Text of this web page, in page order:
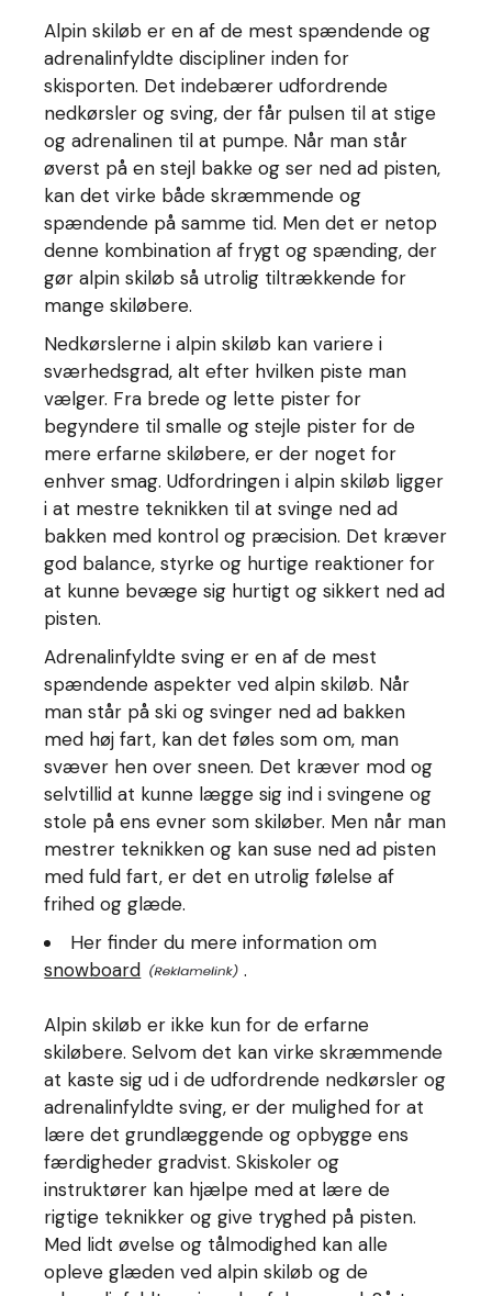
Alpin skiløb er en af de mest spændende og
adrenalinfyldte discipliner inden for
skisporten. Det indebærer udfordrende
nedkørsler og sving, der får pulsen til at stige
og adrenalinen til at pumpe. Når man står
øverst på en stejl bakke og ser ned ad pisten,
kan det virke både skræmmende og
spændende på samme tid. Men det er netop
denne kombination af frygt og spænding, der
gør alpin skiløb så utrolig tiltrækkende for
mange skiløbere.
Nedkørslerne i alpin skiløb kan variere i
sværhedsgrad, alt efter hvilken piste man
vælger. Fra brede og lette pister for
begyndere til smalle og stejle pister for de
mere erfarne skiløbere, er der noget for
enhver smag. Udfordringen i alpin skiløb ligger
i at mestre teknikken til at svinge ned ad
bakken med kontrol og præcision. Det kræver
god balance, styrke og hurtige reaktioner for
at kunne bevæge sig hurtigt og sikkert ned ad
pisten.
Adrenalinfyldte sving er en af de mest
spændende aspekter ved alpin skiløb. Når
man står på ski og svinger ned ad bakken
med høj fart, kan det føles som om, man
svæver hen over sneen. Det kræver mod og
selvtillid at kunne lægge sig ind i svingene og
stole på ens evner som skiløber. Men når man
mestrer teknikken og kan suse ned ad pisten
med fuld fart, er det en utrolig følelse af
frihed og glæde.
Her finder du mere information om
snowboard
.
Alpin skiløb er ikke kun for de erfarne
skiløbere. Selvom det kan virke skræmmende
at kaste sig ud i de udfordrende nedkørsler og
adrenalinfyldte sving, er der mulighed for at
lære det grundlæggende og opbygge ens
færdigheder gradvist. Skiskoler og
instruktører kan hjælpe med at lære de
rigtige teknikker og give tryghed på pisten.
Med lidt øvelse og tålmodighed kan alle
opleve glæden ved alpin skiløb og de